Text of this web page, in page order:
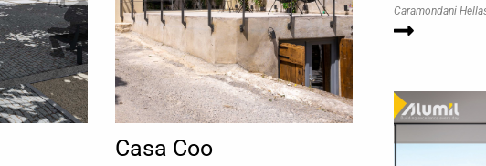
Casa Coo
Caramondani